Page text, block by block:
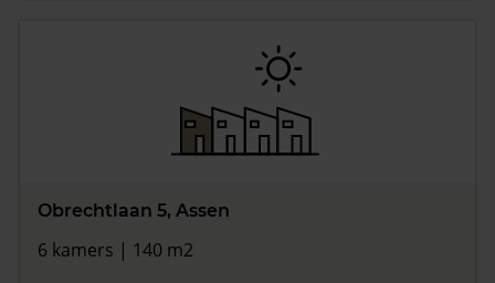
Obrechtlaan 5, Assen
6 kamers | 140 m2